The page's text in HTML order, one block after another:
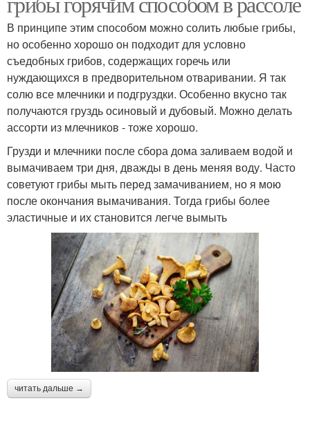
В принципе этим способом можно солить любые грибы,
но особенно хорошо он подходит для условно
съедобных грибов, содержащих горечь или
нуждающихся в предворительном отваривании. Я так
солю все млечники и подгруздки. Особенно вкусно так
получаются груздь осиновый и дубовый. Можно делать
ассорти из млечников - тоже хорошо.
Грузди и млечники после сбора дома заливаем водой и
вымачиваем три дня, дважды в день меняя воду. Часто
советуют грибы мыть перед замачиванием, но я мою
после окончания вымачивания. Тогда грибы более
эластичные и их становится легче вымыть
читать дальше →